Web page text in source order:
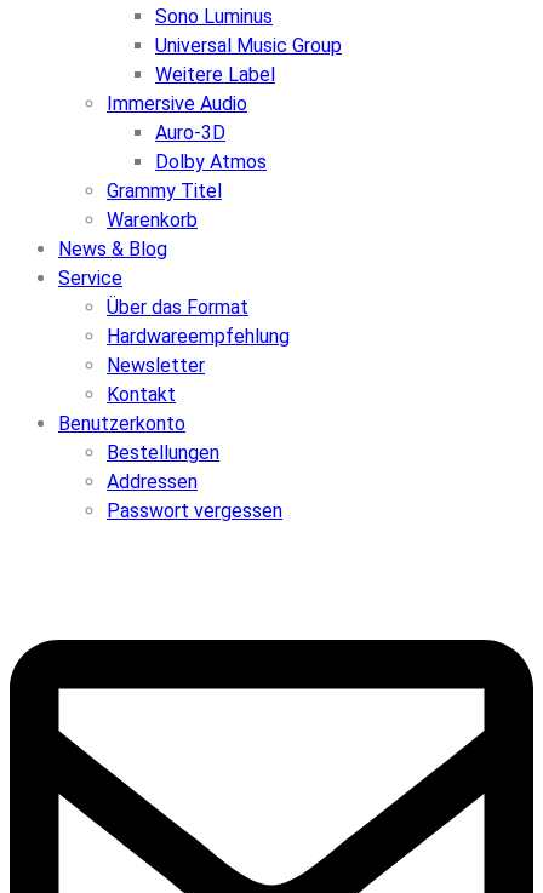
Sono Luminus
Universal Music Group
Weitere Label
Immersive Audio
Auro-3D
Dolby Atmos
Grammy Titel
Warenkorb
News & Blog
Service
Über das Format
Hardwareempfehlung
Newsletter
Kontakt
Benutzerkonto
Bestellungen
Addressen
Passwort vergessen